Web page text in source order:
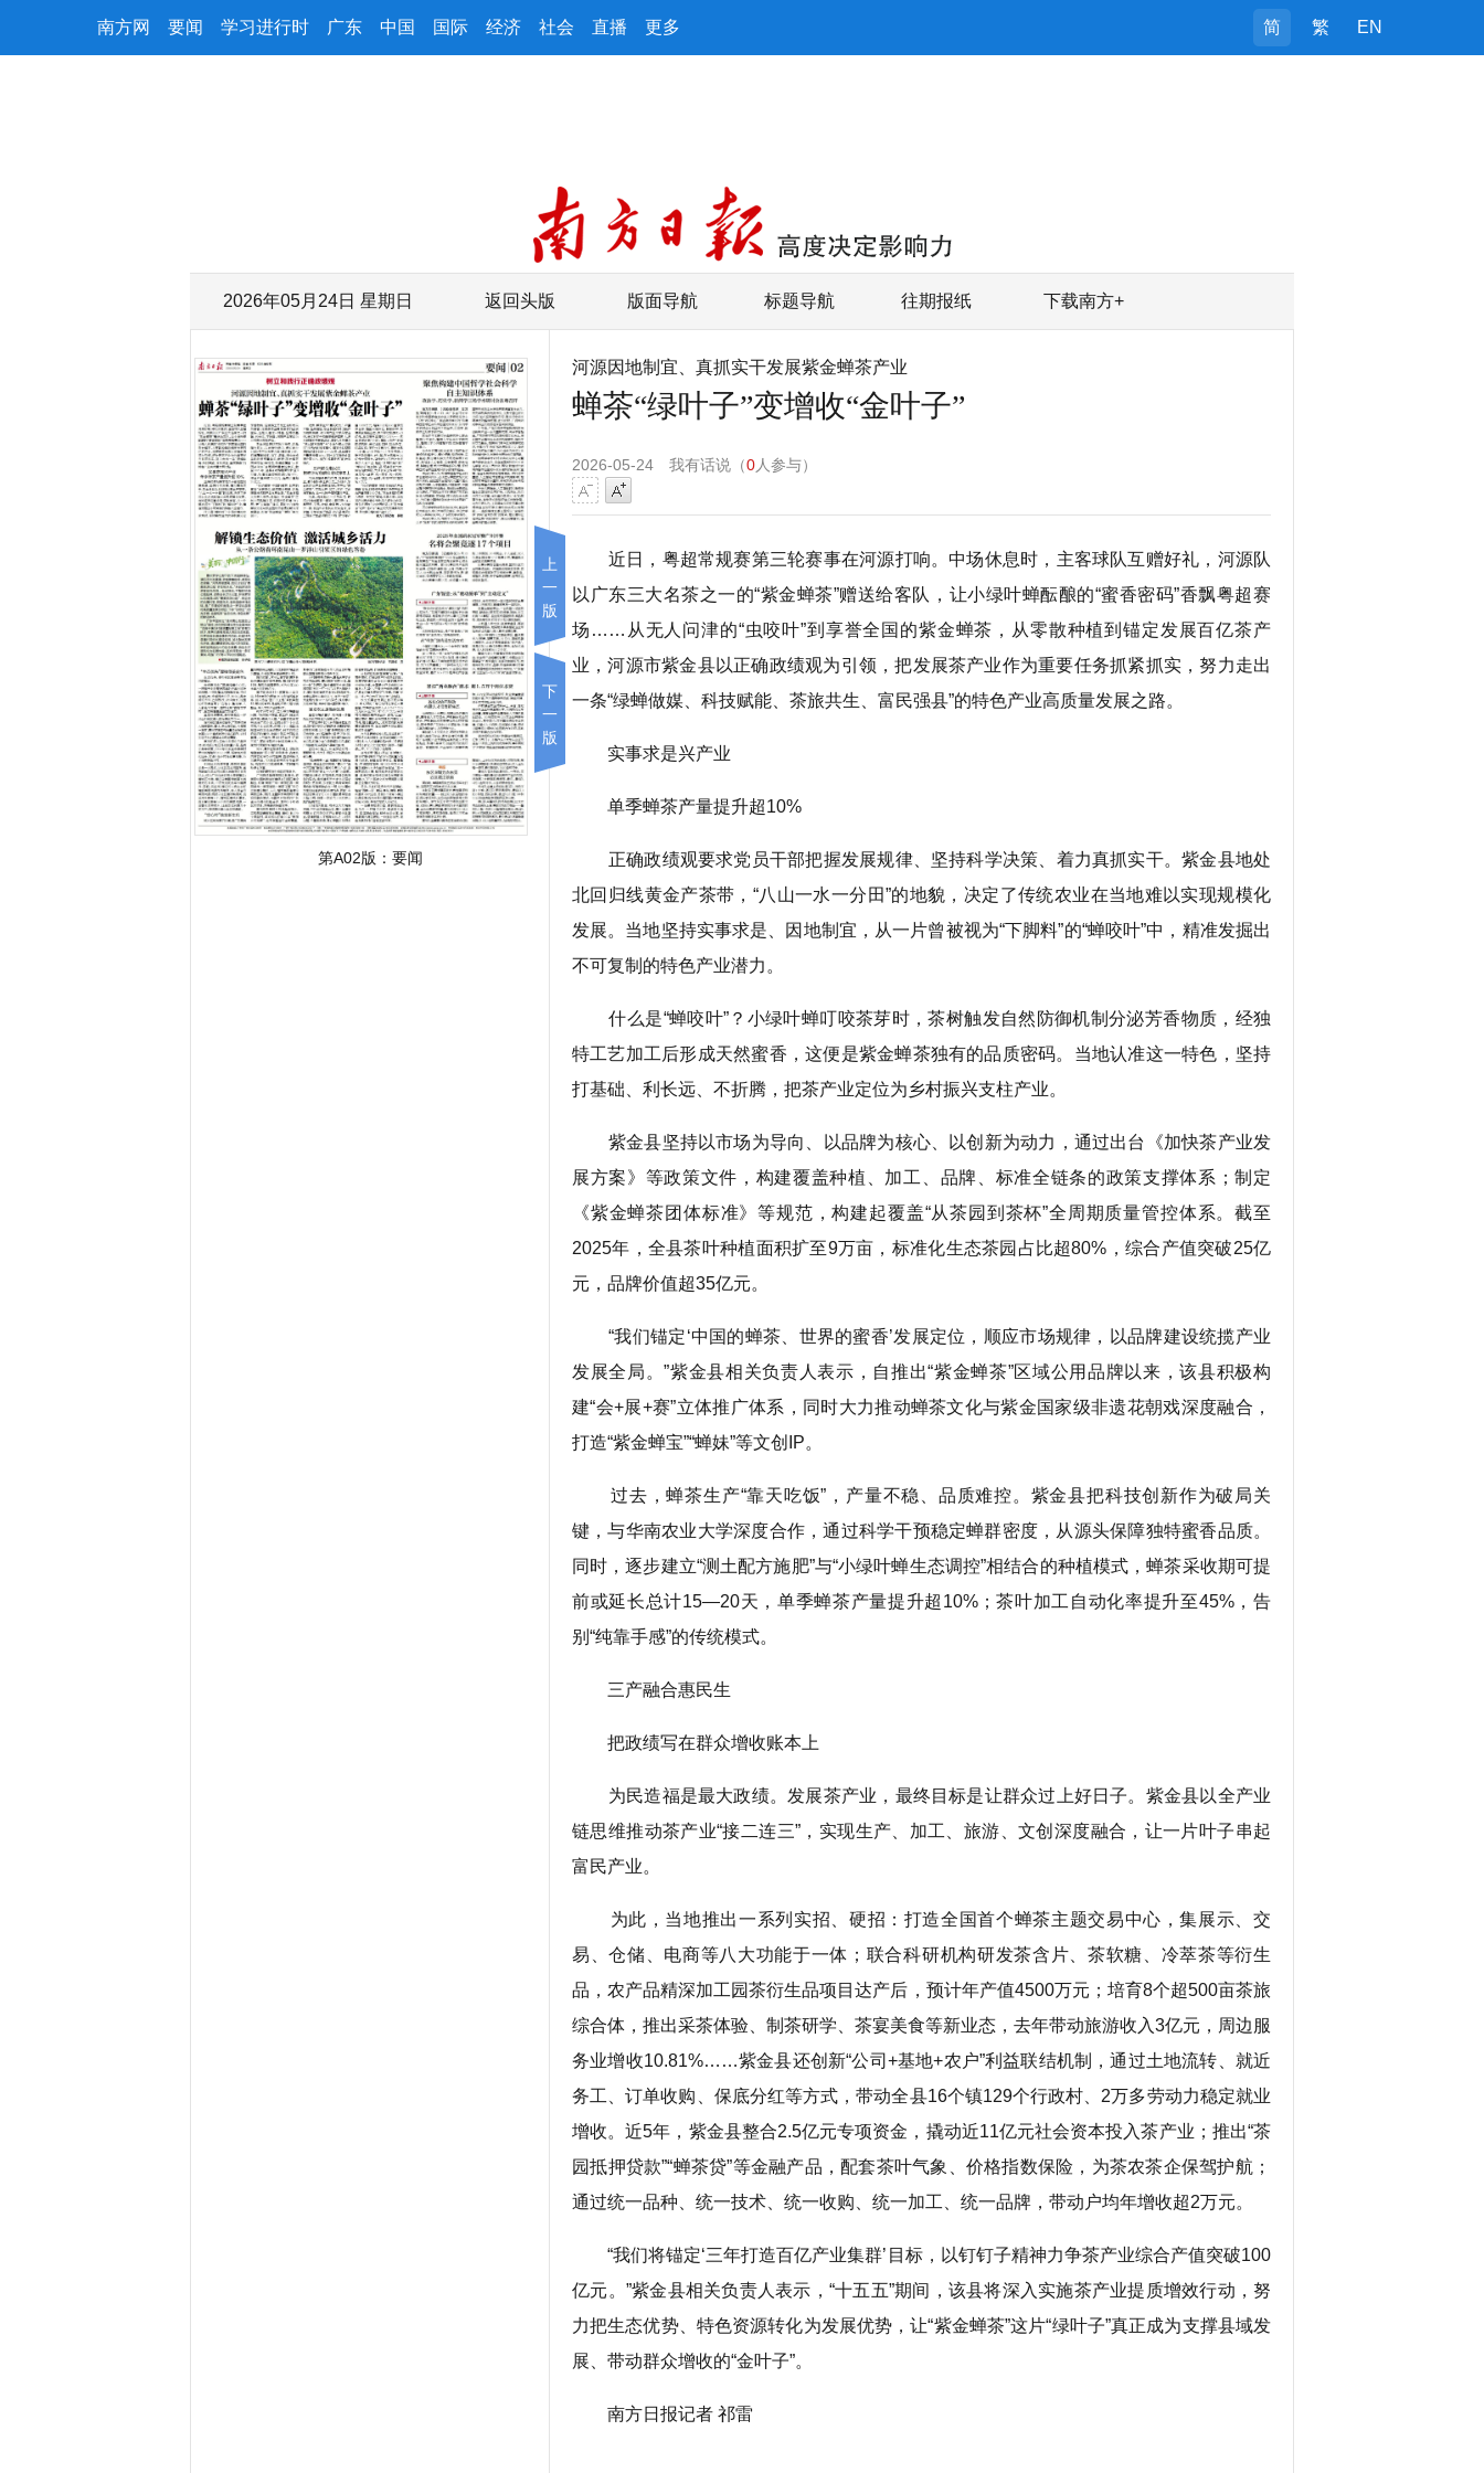
南方网 要闻 学习进行时 广东 中国 国际 经济 社会 直播 更多 简 繁 EN
2026年05月24日 星期日 返回头版 版面导航 标题导航 往期报纸 下载南方+
上
一
版
下
一
版
第A02版： 要闻
河源因地制宜、真抓实干发展紫金蝉茶产业
蝉茶“绿叶子”变增收“金叶子”
2026-05-24 我有话说（0人参与）
字号减小字号增大
近日，粤超常规赛第三轮赛事在河源打响。中场休息时，主客球队互赠好礼，河源队
以广东三大名茶之一的“紫金蝉茶”赠送给客队，让小绿叶蝉酝酿的“蜜香密码”香飘粤超赛
场……从无人问津的“虫咬叶”到享誉全国的紫金蝉茶，从零散种植到锚定发展百亿茶产
业，河源市紫金县以正确政绩观为引领，把发展茶产业作为重要任务抓紧抓实，努力走出
一条“绿蝉做媒、科技赋能、茶旅共生、富民强县”的特色产业高质量发展之路。
实事求是兴产业
单季蝉茶产量提升超10%
正确政绩观要求党员干部把握发展规律、坚持科学决策、着力真抓实干。紫金县地处
北回归线黄金产茶带，“八山一水一分田”的地貌，决定了传统农业在当地难以实现规模化
发展。当地坚持实事求是、因地制宜，从一片曾被视为“下脚料”的“蝉咬叶”中，精准发掘出
不可复制的特色产业潜力。
什么是“蝉咬叶”？小绿叶蝉叮咬茶芽时，茶树触发自然防御机制分泌芳香物质，经独
特工艺加工后形成天然蜜香，这便是紫金蝉茶独有的品质密码。当地认准这一特色，坚持
打基础、利长远、不折腾，把茶产业定位为乡村振兴支柱产业。
紫金县坚持以市场为导向、以品牌为核心、以创新为动力，通过出台《加快茶产业发
展方案》等政策文件，构建覆盖种植、加工、品牌、标准全链条的政策支撑体系；制定
《紫金蝉茶团体标准》等规范，构建起覆盖“从茶园到茶杯”全周期质量管控体系。截至
2025年，全县茶叶种植面积扩至9万亩，标准化生态茶园占比超80%，综合产值突破25亿
元，品牌价值超35亿元。
“我们锚定‘中国的蝉茶、世界的蜜香’发展定位，顺应市场规律，以品牌建设统揽产业
发展全局。”紫金县相关负责人表示，自推出“紫金蝉茶”区域公用品牌以来，该县积极构
建“会+展+赛”立体推广体系，同时大力推动蝉茶文化与紫金国家级非遗花朝戏深度融合，
打造“紫金蝉宝”“蝉妹”等文创IP。
过去，蝉茶生产“靠天吃饭”，产量不稳、品质难控。紫金县把科技创新作为破局关
键，与华南农业大学深度合作，通过科学干预稳定蝉群密度，从源头保障独特蜜香品质。
同时，逐步建立“测土配方施肥”与“小绿叶蝉生态调控”相结合的种植模式，蝉茶采收期可提
前或延长总计15—20天，单季蝉茶产量提升超10%；茶叶加工自动化率提升至45%，告
别“纯靠手感”的传统模式。
三产融合惠民生
把政绩写在群众增收账本上
为民造福是最大政绩。发展茶产业，最终目标是让群众过上好日子。紫金县以全产业
链思维推动茶产业“接二连三”，实现生产、加工、旅游、文创深度融合，让一片叶子串起
富民产业。
为此，当地推出一系列实招、硬招：打造全国首个蝉茶主题交易中心，集展示、交
易、仓储、电商等八大功能于一体；联合科研机构研发茶含片、茶软糖、冷萃茶等衍生
品，农产品精深加工园茶衍生品项目达产后，预计年产值4500万元；培育8个超500亩茶旅
综合体，推出采茶体验、制茶研学、茶宴美食等新业态，去年带动旅游收入3亿元，周边服
务业增收10.81%……紫金县还创新“公司+基地+农户”利益联结机制，通过土地流转、就近
务工、订单收购、保底分红等方式，带动全县16个镇129个行政村、2万多劳动力稳定就业
增收。近5年，紫金县整合2.5亿元专项资金，撬动近11亿元社会资本投入茶产业；推出“茶
园抵押贷款”“蝉茶贷”等金融产品，配套茶叶气象、价格指数保险，为茶农茶企保驾护航；
通过统一品种、统一技术、统一收购、统一加工、统一品牌，带动户均年增收超2万元。
“我们将锚定‘三年打造百亿产业集群’目标，以钉钉子精神力争茶产业综合产值突破100
亿元。”紫金县相关负责人表示，“十五五”期间，该县将深入实施茶产业提质增效行动，努
力把生态优势、特色资源转化为发展优势，让“紫金蝉茶”这片“绿叶子”真正成为支撑县域发
展、带动群众增收的“金叶子”。
南方日报记者 祁雷